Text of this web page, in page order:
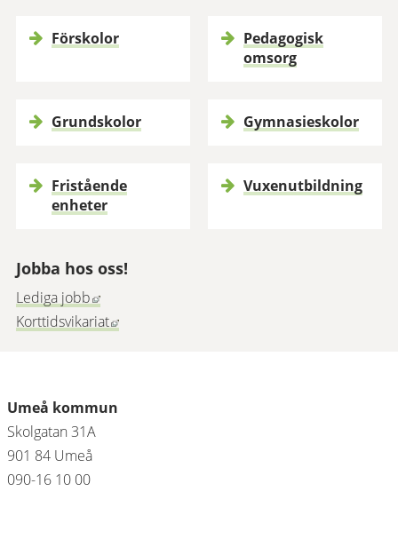
Förskolor
Pedagogisk
omsorg
Grundskolor Gymnasieskolor
Fristående
enheter
Vuxenutbildning
Jobba hos oss!
Lediga jobb Länk till annan webbplats, öppnas i nytt fönster.
Korttidsvikariat Länk till annan webbplats, öppnas i nytt
Umeå kommun
Skolgatan 31A
901 84 Umeå
090-16 10 00